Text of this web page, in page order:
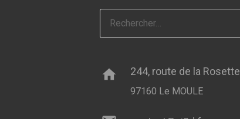
home 244, route de la Rosette
97160 Le MOULE